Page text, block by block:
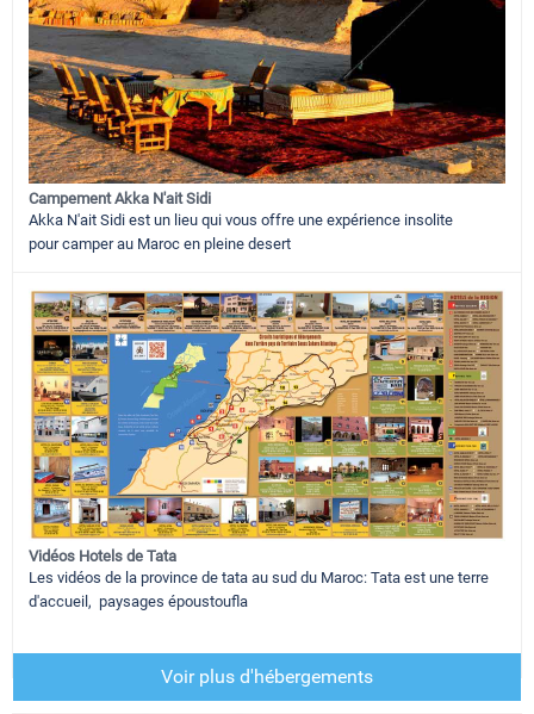
Campement Akka N'ait Sidi
Akka N'ait Sidi est un lieu qui vous offre une expérience insolite
pour camper au Maroc en pleine desert
Vidéos Hotels de Tata
Les vidéos de la province de tata au sud du Maroc: Tata est une terre
d'accueil, paysages époustoufla
Voir plus d'hébergements